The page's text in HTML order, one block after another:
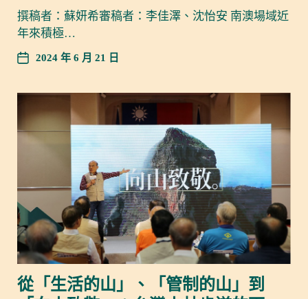
撰稿者：蘇妍希審稿者：李佳澤、沈怡安 南澳場域近
年來積極…
2024 年 6 月 21 日
從「生活的山」、「管制的山」到